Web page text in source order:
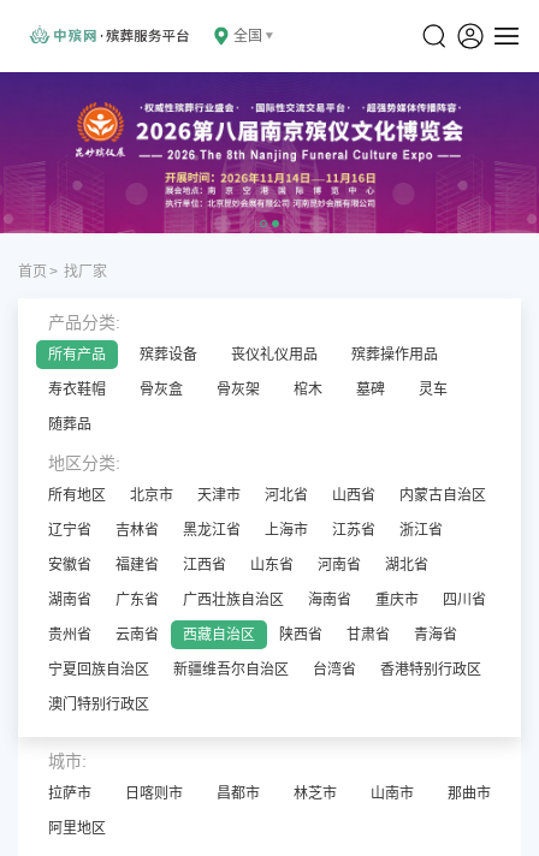
全国
首页 > 找厂家
产品分类:
所有产品 殡葬设备 丧仪礼仪用品 殡葬操作用品
寿衣鞋帽 骨灰盒 骨灰架 棺木 墓碑 灵车
随葬品
地区分类:
所有地区 北京市 天津市 河北省 山西省 内蒙古自治区
辽宁省 吉林省 黑龙江省 上海市 江苏省 浙江省
安徽省 福建省 江西省 山东省 河南省 湖北省
湖南省 广东省 广西壮族自治区 海南省 重庆市 四川省
贵州省 云南省 西藏自治区 陕西省 甘肃省 青海省
宁夏回族自治区 新疆维吾尔自治区 台湾省 香港特别行政区
澳门特别行政区
城市:
拉萨市 日喀则市 昌都市 林芝市 山南市 那曲市
阿里地区